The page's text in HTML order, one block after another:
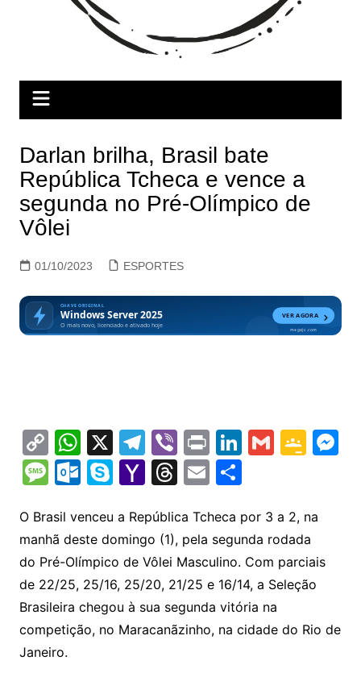
Darlan brilha, Brasil bate
República Tcheca e vence a
segunda no Pré-Olímpico de
Vôlei
01/10/2023 ESPORTES
C
o
p
y
Li
n
k
W
h
at
s
A
p
p
X T
el
e
gr
a
m
Vi
b
er
Pr
in
t
Li
n
k
e
dI
n
G
l
G
gl
e
Cl
a
s
M
M
s
s
a
g
e
O
lo
o
k.
c
o
S
y
p
e
Y
h
o
o
M
ai
T
e
a
d
s
E
ai
l
S
ar
e
O Brasil venceu a República Tcheca por 3 a 2, na
manhã deste domingo (1), pela segunda rodada
do Pré-Olímpico de Vôlei Masculino. Com parciais
de 22/25, 25/16, 25/20, 21/25 e 16/14, a Seleção
Brasileira chegou à sua segunda vitória na
competição, no Maracanãzinho, na cidade do Rio de
Janeiro.